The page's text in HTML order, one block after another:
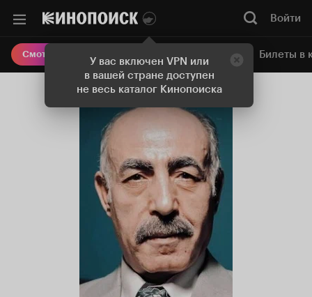
У вас включен VPN или
в вашей стране доступен
не весь каталог Кинопоиска
Войти
Смотреть кино Онлайн-кинотеатр Билеты в